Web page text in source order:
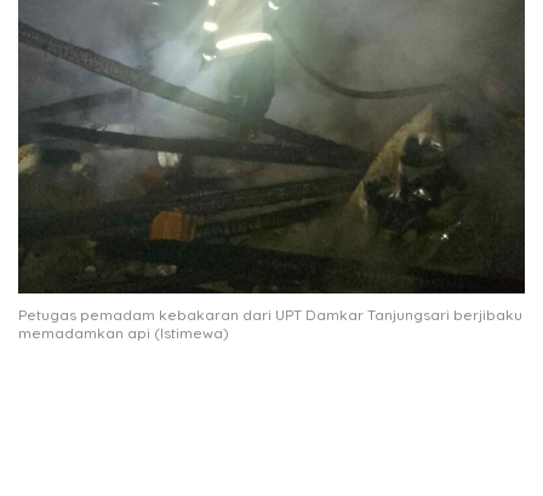
Petugas pemadam kebakaran dari UPT Damkar Tanjungsari berjibaku
memadamkan api (Istimewa)